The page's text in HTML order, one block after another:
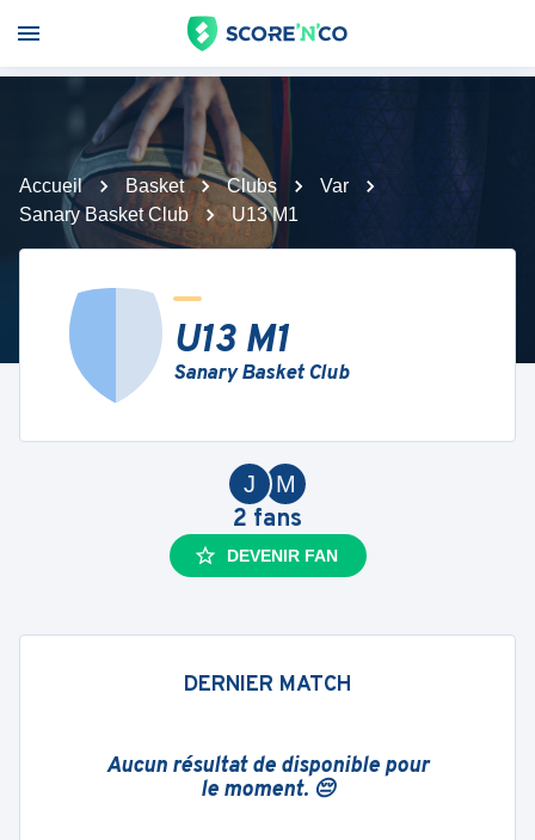
Accueil Basket Clubs
Var
Sanary Basket Club
U13 M1
U13 M1
Sanary Basket Club
M
J
2 fans
DEVENIR FAN
DERNIER MATCH
Aucun résultat de disponible pour
le moment. 😔